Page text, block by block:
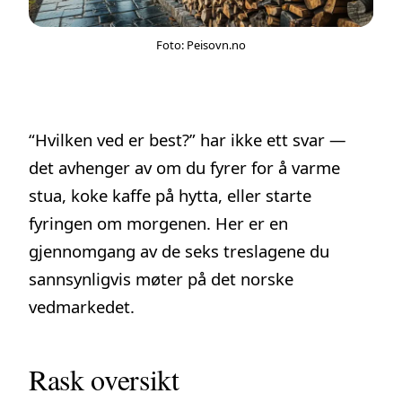
Foto: Peisovn.no
“Hvilken ved er best?” har ikke ett svar —
det avhenger av om du fyrer for å varme
stua, koke kaffe på hytta, eller starte
fyringen om morgenen. Her er en
gjennomgang av de seks treslagene du
sannsynligvis møter på det norske
vedmarkedet.
Rask oversikt